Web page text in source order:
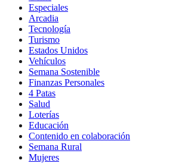
Especiales
Arcadia
Tecnología
Turismo
Estados Unidos
Vehículos
Semana Sostenible
Finanzas Personales
4 Patas
Salud
Loterías
Educación
Contenido en colaboración
Semana Rural
Mujeres